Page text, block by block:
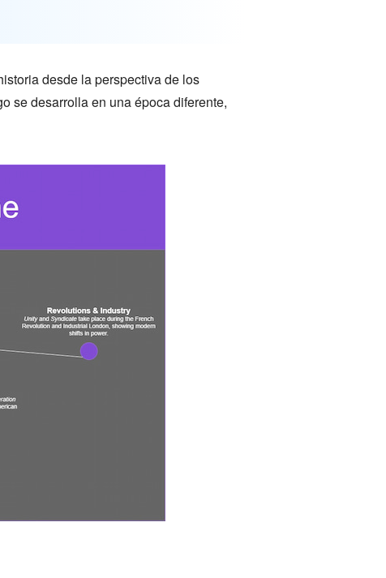
desde la perspectiva de los
se desarrolla en una época diferente,